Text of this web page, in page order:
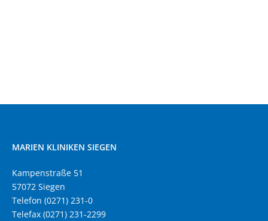
MARIEN KLINIKEN SIEGEN
Kampenstraße 51
57072 Siegen
Telefon (0271) 231-0
Telefax (0271) 231-2299